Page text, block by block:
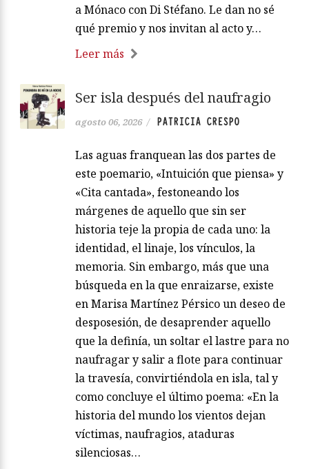
a Mónaco con Di Stéfano. Le dan no sé
qué premio y nos invitan al acto y…
Leer más
Ser isla después del naufragio
agosto 06, 2026 / PATRICIA CRESPO
Las aguas franquean las dos partes de
este poemario, «Intuición que piensa» y
«Cita cantada», festoneando los
márgenes de aquello que sin ser
historia teje la propia de cada uno: la
identidad, el linaje, los vínculos, la
memoria. Sin embargo, más que una
búsqueda en la que enraizarse, existe
en Marisa Martínez Pérsico un deseo de
desposesión, de desaprender aquello
que la definía, un soltar el lastre para no
naufragar y salir a flote para continuar
la travesía, convirtiéndola en isla, tal y
como concluye el último poema: «En la
historia del mundo los vientos dejan
víctimas, naufragios, ataduras
silenciosas…